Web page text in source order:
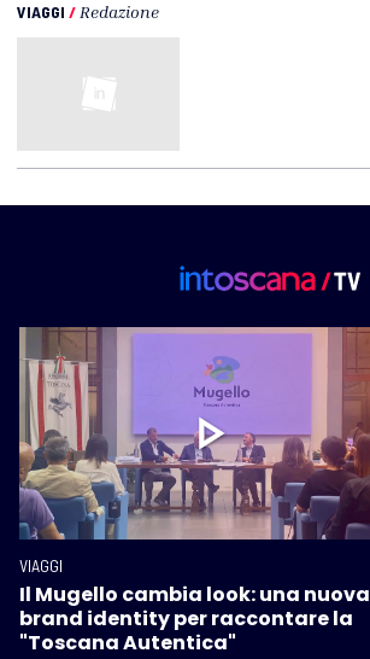
VIAGGI / Redazione
VIAGGI
Il Mugello cambia look: una nuova
brand identity per raccontare la
"Toscana Autentica"